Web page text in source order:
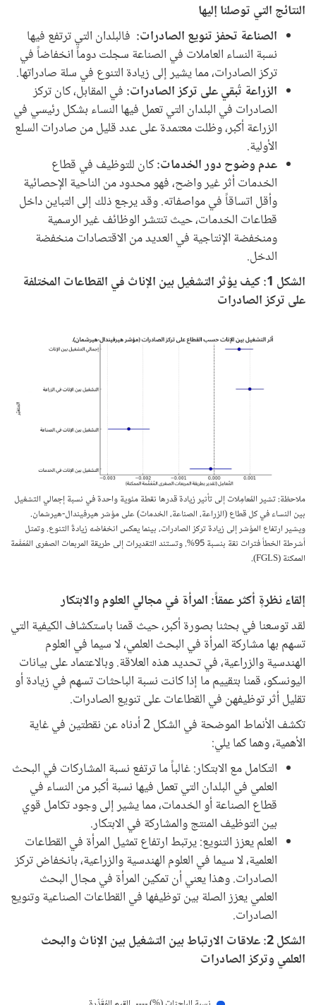
النتائج التي توصلنا إليها
الصناعة تحفز تنويع الصادرات: فالبلدان التي ترتفع فيها
نسبة النساء العاملات في الصناعة سجلت دوماً انخفاضاً في
تركز الصادرات، مما يشير إلى زيادة التنوع في سلة صادراتها.
الزراعة تُبقي على تركز الصادرات: في المقابل، كان تركز
الصادرات في البلدان التي تعمل فيها النساء بشكل رئيسي في
الزراعة أكبر، وظلت معتمدة على عدد قليل من صادرات السلع
الأولية.
عدم وضوح دور الخدمات:كان للتوظيف في قطاع
الخدمات أثر غير واضح، فهو محدود من الناحية الإحصائية
وأقل اتساقاً في مواصفاته. وقد يرجع ذلك إلى التباين داخل
قطاعات الخدمات، حيث تنتشر الوظائف غير الرسمية
ومنخفضة الإنتاجية في العديد من الاقتصادات منخفضة
الدخل.
الشكل 1: كيف يؤثر التشغيل بين الإناث في القطاعات المختلفة
على تركز الصادرات
ملاحظة: تشير المُعامِلات إلى تأثير زيادة قدرها نقطة مئوية واحدة في نسبة إجمالي التشغيل
بين النساء في كل قطاع (الزراعة، الصناعة، الخدمات) على مؤشر هيرفيندال-هيرشمان.
ويشير ارتفاع المؤشر إلى زيادة تركز الصادرات، بينما يعكس انخفاضه زيادةَ التنوع. وتمثل
أشرطة الخطأ فترات ثقة بنسبة 95%. وتستند التقديرات إلى طريقة المربعات الصغرى المُعَمَّمة
الممكنة (FGLS).
إلقاء نظرةٍ أكثر عمقاً: المرأة في مجالي العلوم والابتكار
لقد توسعنا في بحثنا بصورة أكبر، حيث قمنا باستكشاف الكيفية التي
تسهم بها مشاركة المرأة في البحث العلمي، لا سيما في العلوم
الهندسية والزراعية، في تحديد هذه العلاقة. وبالاعتماد على بيانات
اليونسكو، قمنا بتقييم ما إذا كانت نسبة الباحثات تسهم في زيادة أو
تقليل أثر توظيفهن في القطاعات على تنويع الصادرات.
تكشف الأنماط الموضحة في الشكل 2 أدناه عن نقطتين في غاية
الأهمية، وهما كما يلي:
التكامل مع الابتكار: غالباً ما ترتفع نسبة المشاركات في البحث
العلمي في البلدان التي تعمل فيها نسبة أكبر من النساء في
قطاع الصناعة أو الخدمات، مما يشير إلى وجود تكامل قوي
بين التوظيف المنتج والمشاركة في الابتكار.
العلم يعزز التنويع: يرتبط ارتفاع تمثيل المرأة في القطاعات
العلمية، لا سيما في العلوم الهندسية والزراعية، بانخفاض تركز
الصادرات. وهذا يعني أن تمكين المرأة في مجال البحث
العلمي يعزز الصلة بين توظيفها في القطاعات الصناعية وتنويع
الصادرات.
الشكل 2: علاقات الارتباط بين التشغيل بين الإناث والبحث
العلمي وتركز الصادرات